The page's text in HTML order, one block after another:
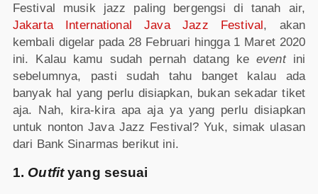
Festival musik jazz paling bergengsi di tanah air,
Jakarta International Java Jazz Festival, akan
kembali digelar pada 28 Februari hingga 1 Maret 2020
ini. Kalau kamu sudah pernah datang keeventini
sebelumnya, pasti sudah tahu banget kalau ada
banyak hal yang perlu disiapkan, bukan sekadar tiket
aja. Nah, kira-kira apa aja ya yang perlu disiapkan
untuk nonton Java Jazz Festival? Yuk, simak ulasan
dari Bank Sinarmas berikut ini.
1. Outfityang sesuai